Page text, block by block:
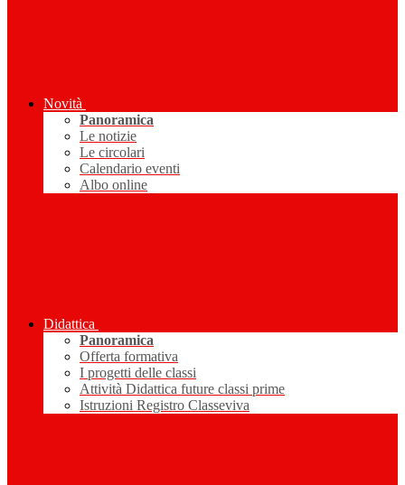
Novità
Panoramica
Le notizie
Le circolari
Calendario eventi
Albo online
Didattica
Panoramica
Offerta formativa
I progetti delle classi
Attività Didattica future classi prime
Istruzioni Registro Classeviva